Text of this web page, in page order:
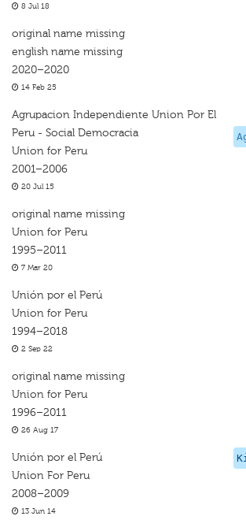
8 Jul 18
original name missing
english name missing
2020–2020
14 Feb 25
Agrupacion Independiente Union Por El
Peru - Social Democracia
Union for Peru
2001–2006
20 Jul 15
original name missing
Union for Peru
1995–2011
7 Mar 20
Unión por el Perú
Union for Peru
1994–2018
2 Sep 22
original name missing
Union for Peru
1996–2011
26 Aug 17
Unión por el Perú
Union For Peru
2008–2009
13 Jun 14